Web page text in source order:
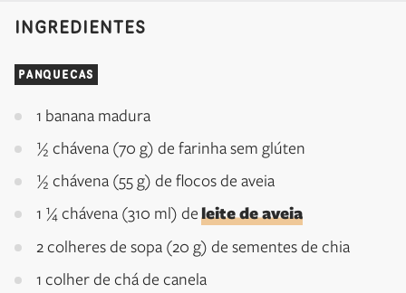
INGREDIENTES
PANQUECAS
1 banana madura
½ chávena (70 g) de farinha sem glúten
½ chávena (55 g) de flocos de aveia
1 ¼ chávena (310 ml) deleite de aveia
2 colheres de sopa (20 g) de sementes de chia
1 colher de chá de canela